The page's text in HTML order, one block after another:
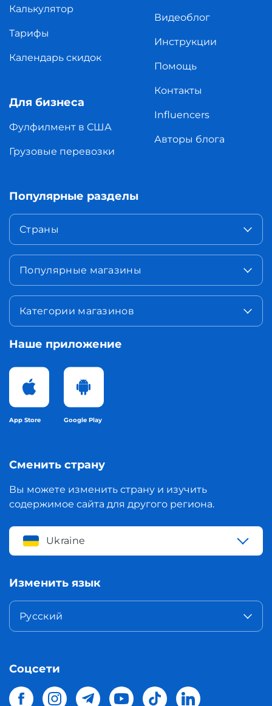
Калькулятор
Тарифы
Календарь скидок
Для бизнеса
Фулфилмент в США
Грузовые перевозки
Видеоблог
Инструкции
Помощь
Контакты
Influencers
Авторы блога
Популярные разделы
Страны
Популярные магазины
Категории магазинов
Наше приложение
App Store Google Play
Сменить страну
Вы можете изменить страну и изучить
содержимое сайта для другого региона.
Ukraine
Изменить язык
Русский
Соцсети